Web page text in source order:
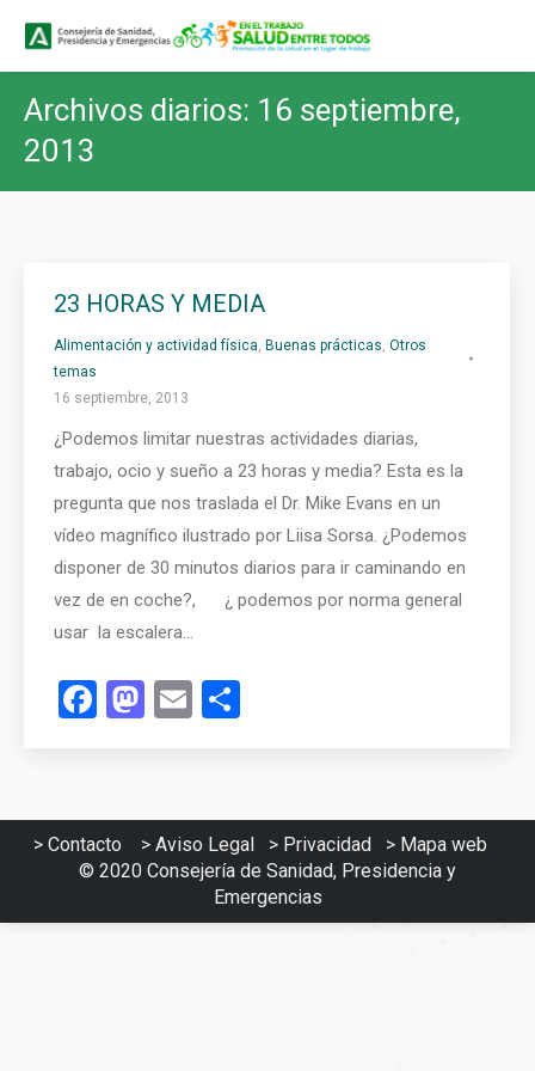
Archivos diarios: 16 septiembre,
2013
23 HORAS Y MEDIA
Alimentación y actividad física, Buenas prácticas, Otros
temas
16 septiembre, 2013
¿Podemos limitar nuestras actividades diarias,
trabajo, ocio y sueño a 23 horas y media? Esta es la
pregunta que nos traslada el Dr. Mike Evans en un
vídeo magnífico ilustrado por Liisa Sorsa. ¿Podemos
disponer de 30 minutos diarios para ir caminando en
vez de en coche?, ¿ podemos por norma general
usar la escalera…
Facebook
Mastodon
Email
> Contacto > Aviso Legal > Privacidad > Mapa web
© 2020 Consejería de Sanidad, Presidencia y
Emergencias